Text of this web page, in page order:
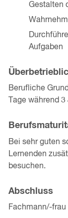
Gestalten
Aufgaben
Berufliche
Tage während 3
Bei sehr guten
Lernenden
besuchen.
Abschluss
Fachmann/-frau